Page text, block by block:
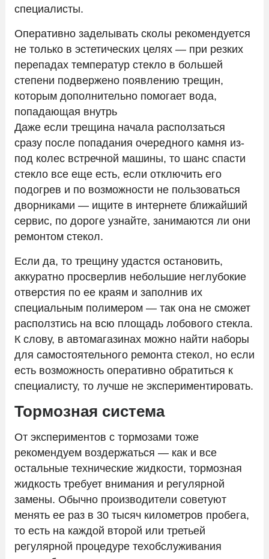
специалисты.
Оперативно заделывать сколы рекомендуется
не только в эстетических целях — при резких
перепадах температур стекло в большей
степени подвержено появлению трещин,
которым дополнительно помогает вода,
попадающая внутрь
Даже если трещина начала расползаться
сразу после попадания очередного камня из-
под колес встречной машины, то шанс спасти
стекло все еще есть, если отключить его
подогрев и по возможности не пользоваться
дворниками — ищите в интернете ближайший
сервис, по дороге узнайте, занимаются ли они
ремонтом стекол.
Если да, то трещину удастся остановить,
аккуратно просверлив небольшие неглубокие
отверстия по ее краям и заполнив их
специальным полимером — так она не сможет
расползтись на всю площадь лобового стекла.
К слову, в автомагазинах можно найти наборы
для самостоятельного ремонта стекол, но если
есть возможность оперативно обратиться к
специалисту, то лучше не экспериментировать.
Тормозная система
От экспериментов с тормозами тоже
рекомендуем воздержаться — как и все
остальные технические жидкости, тормозная
жидкость требует внимания и регулярной
замены. Обычно производители советуют
менять ее раз в 30 тысяч километров пробега,
то есть на каждой второй или третьей
регулярной процедуре техобслуживания